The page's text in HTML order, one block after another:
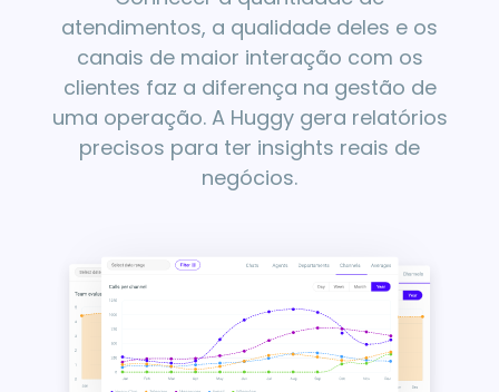
atendimentos, a qualidade deles e os
canais de maior interação com os
clientes faz a diferença na gestão de
uma operação. A Huggy gera relatórios
precisos para ter insights reais de
negócios.